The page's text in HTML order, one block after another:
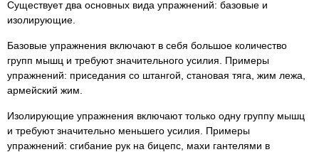
Существует два основных вида упражнений: базовые и
изолирующие.
Базовые упражнения включают в себя большое количество
групп мышц и требуют значительного усилия. Примеры
упражнений: приседания со штангой, становая тяга, жим лежа,
армейский жим.
Изолирующие упражнения включают только одну группу мышц
и требуют значительно меньшего усилия. Примеры
упражнений: сгибание рук на бицепс, махи гантелями в